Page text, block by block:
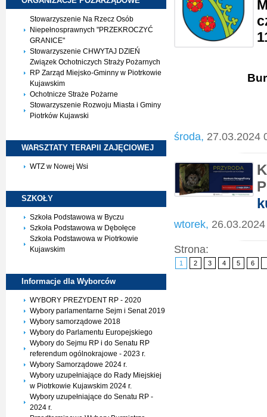
Stowarzyszenie Na Rzecz Osób
Niepełnosprawnych "PRZEKROCZYĆ
GRANICE"
Stowarzyszenie CHWYTAJ DZIEŃ
Związek Ochotniczych Straży Pożarnych
RP Zarząd Miejsko-Gminny w Piotrkowie
Kujawskim
Ochotnicze Straże Pożarne
Stowarzyszenie Rozwoju Miasta i Gminy
Piotrków Kujawski
WARSZTATY TERAPII ZAJĘCIOWEJ
WTZ w Nowej Wsi
SZKOŁY
Szkoła Podstawowa w Byczu
Szkoła Podstawowa w Dębołęce
Szkoła Podstawowa w Piotrkowie
Kujawskim
Informacje dla Wyborców
WYBORY PREZYDENT RP - 2020
Wybory parlamentarne Sejm i Senat 2019
Wybory samorządowe 2018
Wybory do Parlamentu Europejskiego
Wybory do Sejmu RP i do Senatu RP
referendum ogólnokrajowe - 2023 r.
Wybory Samorządowe 2024 r.
Wybory uzupełniające do Rady Miejskiej
w Piotrkowie Kujawskim 2024 r.
Wybory uzupełniające do Senatu RP -
2024 r.
środa, 27.03.2024
wtorek,
Strona:
1 2 3 4 5 6